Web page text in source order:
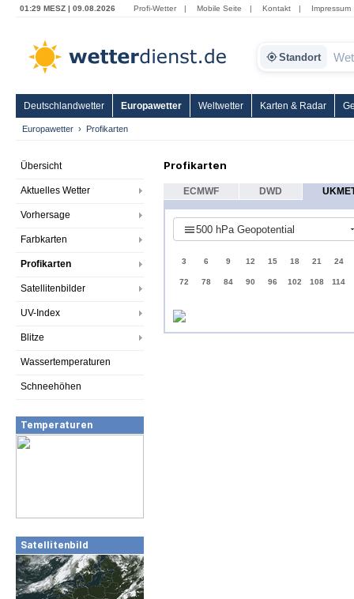
01:29 MESZ | 09.08.2026 Profi-Wetter | Mobile Seite | Kontakt | Impressum
Standort
Deutschlandwetter Europawetter Weltwetter Karten & Radar
Europawetter Profikarten
Übersicht
Aktuelles Wetter
Vorhersage
Farbkarten
Profikarten
Satellitenbilder
UV-Index
Blitze
Wassertemperaturen
Schneehöhen
Temperaturen
Satellitenbild
Profikarten
ECMWF DWD
500 hPa Geopotential
3 6 9 12 15 18 21 24
72 78 84 90 96 102 108 114